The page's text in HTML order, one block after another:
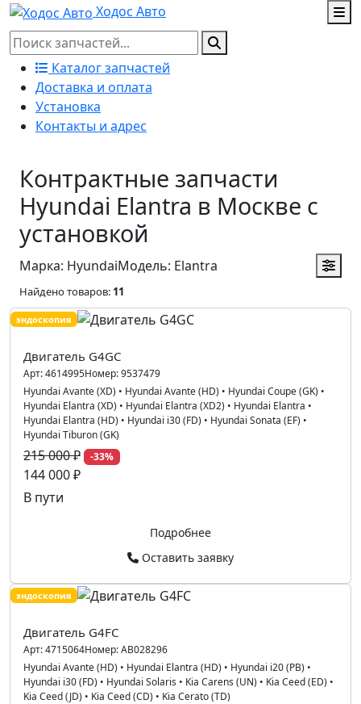
Ходос Авто
Каталог запчастей
Доставка и оплата
Установка
Контакты и адрес
Контрактные запчасти
Hyundai Elantra в Москве с
установкой
Марка: HyundaiМодель: Elantra
Найдено товаров: 11
эндоскопия
Двигатель G4GC
Арт:4614995Номер:9537479
Hyundai Avante (XD) • Hyundai Avante (HD) • Hyundai Coupe (GK) •
Hyundai Elantra (XD) • Hyundai Elantra (XD2) • Hyundai Elantra •
Hyundai Elantra (HD) • Hyundai i30 (FD) • Hyundai Sonata (EF) •
Hyundai Tiburon (GK)
215 000 ₽ -33%
144 000 ₽
В пути
Подробнее
Оставить заявку
эндоскопия
Двигатель G4FC
Арт:4715064Номер:AB028296
Hyundai Avante (HD) • Hyundai Elantra (HD) • Hyundai i20 (PB) •
Hyundai i30 (FD) • Hyundai Solaris • Kia Carens (UN) • Kia Ceed (ED) •
Kia Ceed (JD) • Kia Ceed (CD) • Kia Cerato (TD)